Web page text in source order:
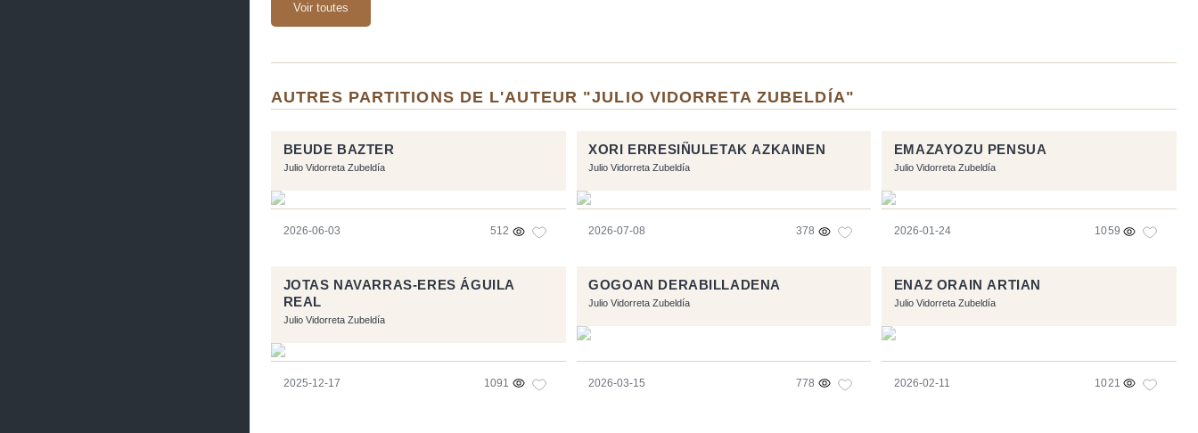
Voir toutes
AUTRES PARTITIONS DE L'AUTEUR "JULIO VIDORRETA ZUBELDÍA"
BEUDE BAZTER
Julio Vidorreta Zubeldía
2026-06-03 512
XORI ERRESIÑULETAK AZKAINEN
Julio Vidorreta Zubeldía
2026-07-08 378
EMAZAYOZU PENSUA
Julio Vidorreta Zubeldía
2026-01-24 1059
JOTAS NAVARRAS-ERES ÁGUILA
REAL
Julio Vidorreta Zubeldía
2025-12-17 1091
GOGOAN DERABILLADENA
Julio Vidorreta Zubeldía
2026-03-15 778
ENAZ ORAIN ARTIAN
Julio Vidorreta Zubeldía
2026-02-11 1021